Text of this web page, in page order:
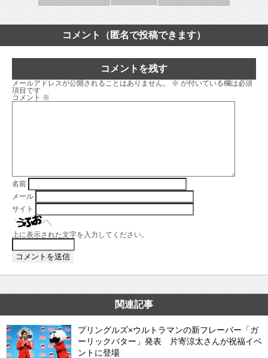
コメント（匿名で投稿できます）
コメントを残す
メールアドレスが公開されることはありません。 ※ が付いている欄は必須
項目です
コメント ※
名前
メール
サイト
上に表示された文字を入力してください。
関連記事
プリングルズ×ウルトラマンの新フレーバー「ガ
ーリックバター」発表 片寄涼太さんが祝福イベ
ントに登場